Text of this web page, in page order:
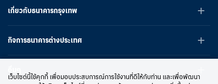
เกี่ยวกับธนาคารกรุงเทพ
กิจการธนาคารต่างประเทศ
เว็บไซต์นี้ใช้คุกกี้ เพื่อมอบประสบการณ์การใช้งานที่ดีให้กับท่าน และเพื่อพัฒนา